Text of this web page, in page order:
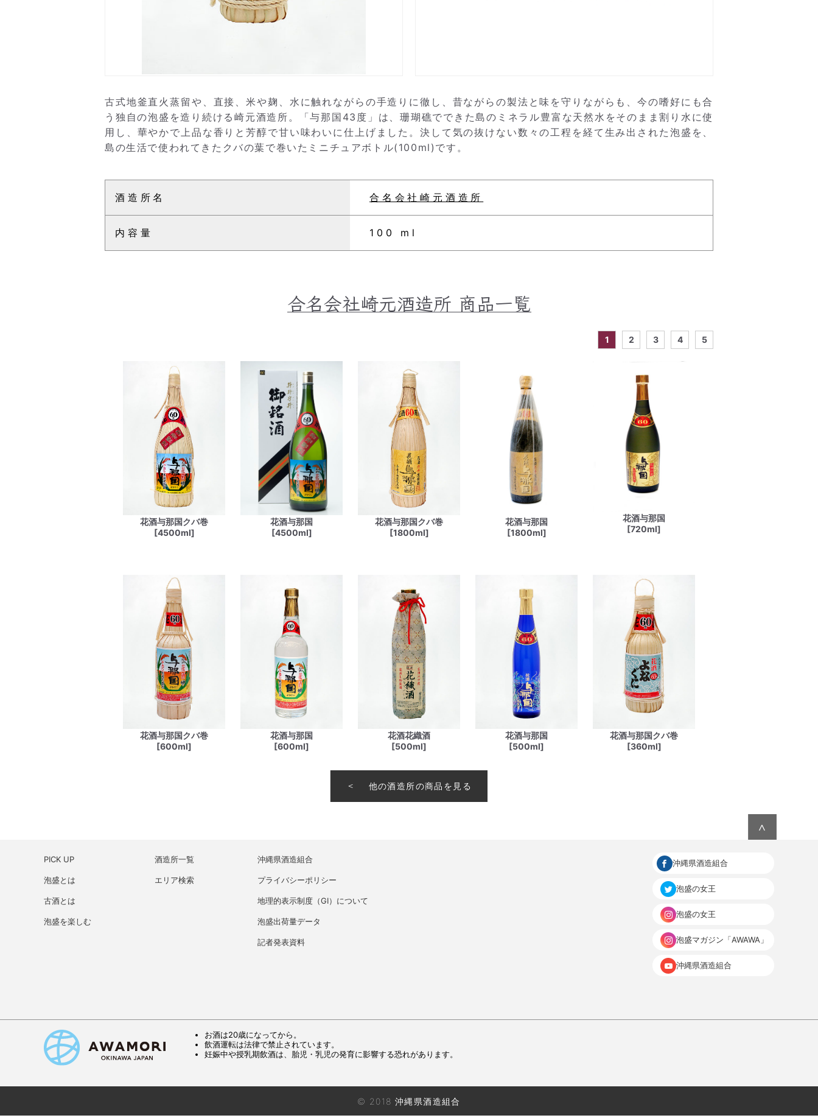
古式地釜直火蒸留や、直接、米や麹、水に触れながらの手造りに徹し、昔ながらの製法と味を守りながらも、今の嗜好にも合
う独自の泡盛を造り続ける崎元酒造所。「与那国43度」は、珊瑚礁でできた島のミネラル豊富な天然水をそのまま割り水に使
用し、華やかで上品な香りと芳醇で甘い味わいに仕上げました。決して気の抜けない数々の工程を経て生み出された泡盛を、
島の生活で使われてきたクバの葉で巻いたミニチュアボトル(100ml)です。
酒造所名 合名会社崎元酒造所
内容量 100 ml
合名会社崎元酒造所 商品一覧
1 2 3 4 5
花酒与那国クバ巻
[4500ml]
花酒与那国
[4500ml]
花酒与那国クバ巻
[1800ml]
花酒与那国
[1800ml]
花酒与那国
[720ml]
花酒与那国クバ巻
[600ml]
花酒与那国
[600ml]
花酒花織酒
[500ml]
花酒与那国
[500ml]
花酒与那国クバ巻
[360ml]
他の酒造所の商品を見る
∧
PICK UP
泡盛とは
古酒とは
泡盛を楽しむ
酒造所一覧
エリア検索
沖縄県酒造組合
プライバシーポリシー
地理的表示制度（GI）について
泡盛出荷量データ
記者発表資料
沖縄県酒造組合
泡盛の女王
泡盛の女王
泡盛マガジン「AWAWA」
沖縄県酒造組合
お酒は20歳になってから。
飲酒運転は法律で禁止されています。
妊娠中や授乳期飲酒は、胎児・乳児の発育に影響する恐れがあります。
© 2018 沖縄県酒造組合